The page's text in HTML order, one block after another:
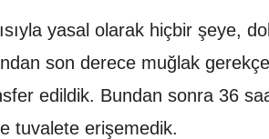
yasal olarak hiçbir şeye,
son derece muğlak
edildik. Bundan sonra 36
tuvalete erişemedik.